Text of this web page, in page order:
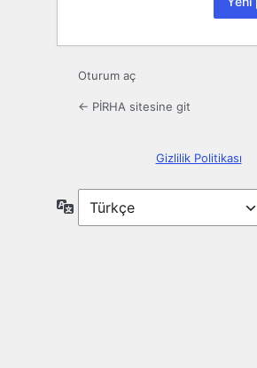
Oturum aç
← PİRHA sitesine git
Gizlilik Politikası
Dil